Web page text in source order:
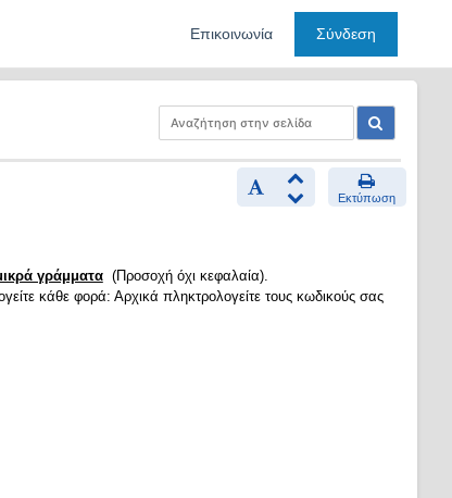
Επικοινωνία Σύνδεση
Εκτύπωση
γράμματα(Προσοχή όχι κεφαλαία).
κάθε φορά: Αρχικά πληκτρολογείτε τους κωδικούς σας